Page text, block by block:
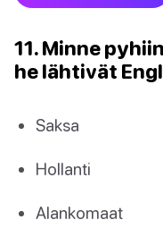
11. Minne
he lähtivät
Saksa
Hollanti
Alankomaat